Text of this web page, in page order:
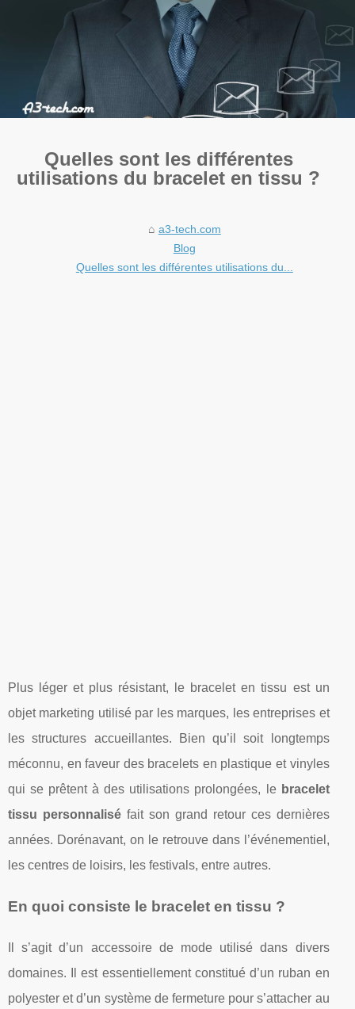
Quelles sont les différentes
utilisations du bracelet en tissu ?
a3-tech.com
Blog
Quelles sont les différentes utilisations du...
Plus léger et plus résistant, le bracelet en tissu est un
objet marketing utilisé par les marques, les entreprises et
les structures accueillantes. Bien qu’il soit longtemps
méconnu, en faveur des bracelets en plastique et vinyles
qui se prêtent à des utilisations prolongées, le bracelet
tissu personnaliséfait son grand retour ces dernières
années. Dorénavant, on le retrouve dans l’événementiel,
les centres de loisirs, les festivals, entre autres.
En quoi consiste le bracelet en tissu ?
Il s’agit d’un accessoire de mode utilisé dans divers
domaines. Il est essentiellement constitué d’un ruban en
polyester et d’un système de fermeture pour s’attacher au